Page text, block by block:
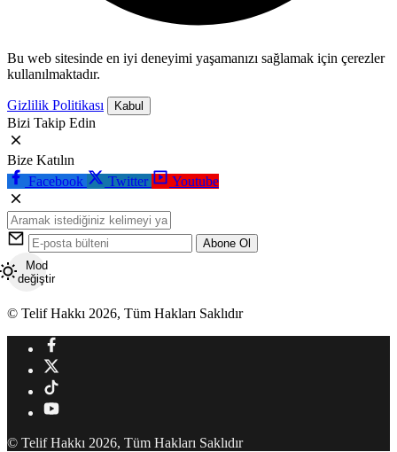
Bu web sitesinde en iyi deneyimi yaşamanızı sağlamak için çerezler
kullanılmaktadır.
Gizlilik Politikası Kabul
Bizi Takip Edin
Bize Katılın
Facebook
Twitter Youtube
Abone Ol
Mod
değiştir
© Telif Hakkı 2026, Tüm Hakları Saklıdır
© Telif Hakkı 2026, Tüm Hakları Saklıdır